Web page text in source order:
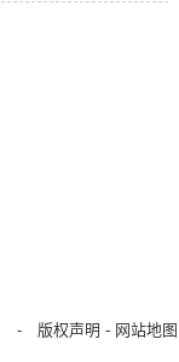
- 版权声明 - 网站地图